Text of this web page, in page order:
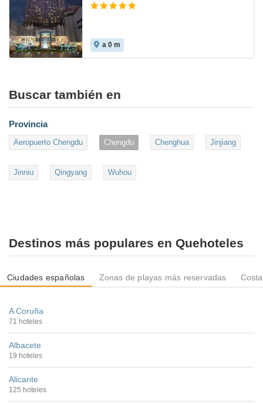
a 0 m
Buscar también en
Provincia
Aeropuerto Chengdu Chengdu Chenghua Jinjiang
Jinniu Qingyang Wuhou
Destinos más populares en Quehoteles
Ciudades españolas Zonas de playas más reservadas
A Coruña
71 hoteles
Albacete
19 hoteles
Alicante
125 hoteles